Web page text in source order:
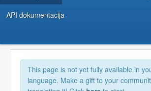
API dokumentacija
This page is not yet fully available in
language. Make a gift to your